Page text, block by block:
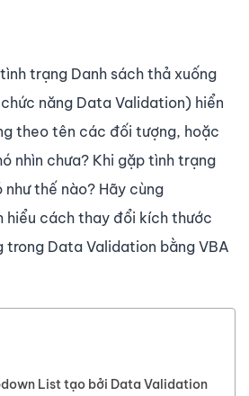
trạng Danh sách thả xuống
năng Data Validation) hiển
theo tên các đối tượng, hoặc
nhìn chưa? Khi gặp tình trạng
thế nào? Hãy cùng
hiểu cách thay đổi kích thước
trong Data Validation bằng VBA
List tạo bởi Data Validation